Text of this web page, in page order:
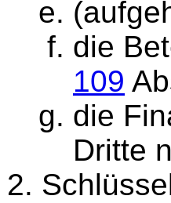
die
109
die
Dritte